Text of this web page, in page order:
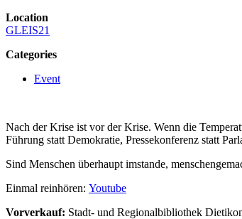
Location
GLEIS21
Categories
Event
Nach der Krise ist vor der Krise. Wenn die
Führung statt Demokratie, Pressekonferenz statt
Sind Menschen überhaupt imstande,
Einmal reinhören: Youtube
Vorverkauf: Stadt- und Regionalbibliothek